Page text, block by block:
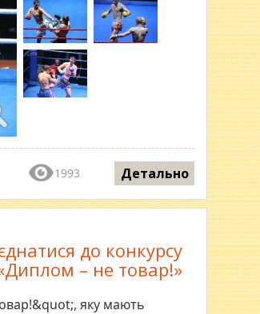
1993 Детально
до конкурсу
– не товар!»
яку мають